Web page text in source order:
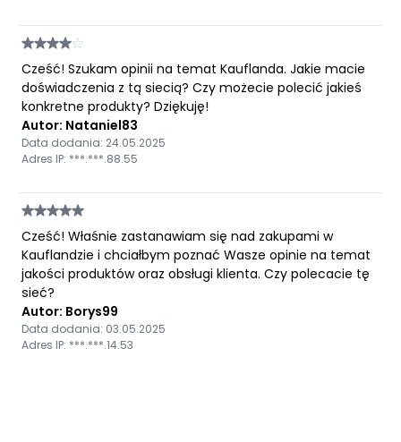
Cześć! Szukam opinii na temat Kauflanda. Jakie macie
doświadczenia z tą siecią? Czy możecie polecić jakieś
konkretne produkty? Dziękuję!
Autor: Nataniel83
Data dodania: 24.05.2025
Adres IP: ***.***.88.55
Cześć! Właśnie zastanawiam się nad zakupami w
Kauflandzie i chciałbym poznać Wasze opinie na temat
jakości produktów oraz obsługi klienta. Czy polecacie tę
sieć?
Autor: Borys99
Data dodania: 03.05.2025
Adres IP: ***.***.14.53